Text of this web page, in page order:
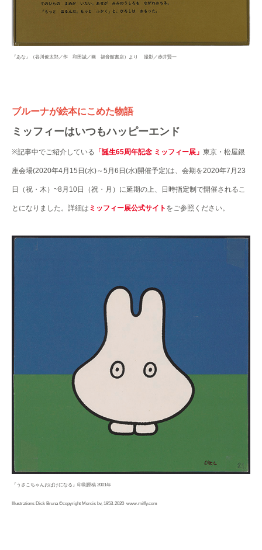
『あな』（谷川俊太郎／作 和田誠／画 福音館書店）より 撮影／赤井賢一
ブルーナが絵本にこめた物語
ミッフィーはいつもハッピーエンド
※記事中でご紹介している 「誕生65周年記念 ミッフィー展」 東京・松屋銀
座会場(2020年4月15日(水)～5月6日(水)開催予定)は、会期を2020年7月23
日（祝・木）~8月10日（祝・月）に延期の上、日時指定制で開催されるこ
とになりました。詳細は ミッフィー展公式サイト をご参照ください。
『うさこちゃんおばけになる』印刷原稿 2001年
Illustrations Dick Bruna ©copyright Mercis bv, 1953-2020 www.miffy.com